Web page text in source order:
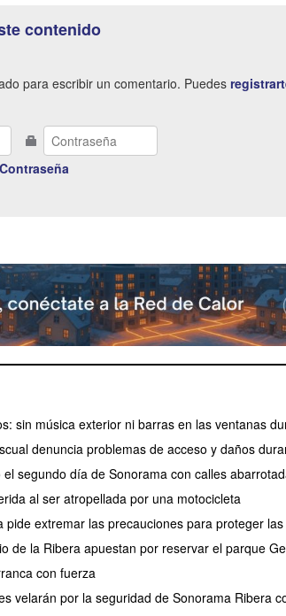
contenido
para escribir un comentario. Puedes
sin música exterior ni barras en las ventanas
denuncia problemas de acceso y daños
segundo día de Sonorama con calles
al ser atropellada por una motocicleta
pide extremar las precauciones para proteger
de la Ribera apuestan por reservar el parque
con fuerza
velarán por la seguridad de Sonorama Ribera